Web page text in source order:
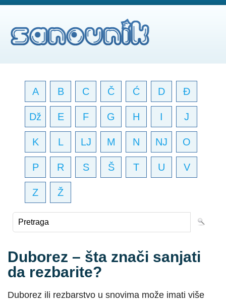
A B C Č Ć D Đ
Dž E F G H I J
K L LJ M N NJ O
P R S Š T U V
Z Ž
Duborez – šta znači sanjati
da rezbarite?
Duborez ili rezbarstvo u snovima može imati više